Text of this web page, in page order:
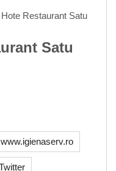
Restaurant Satu
Satu